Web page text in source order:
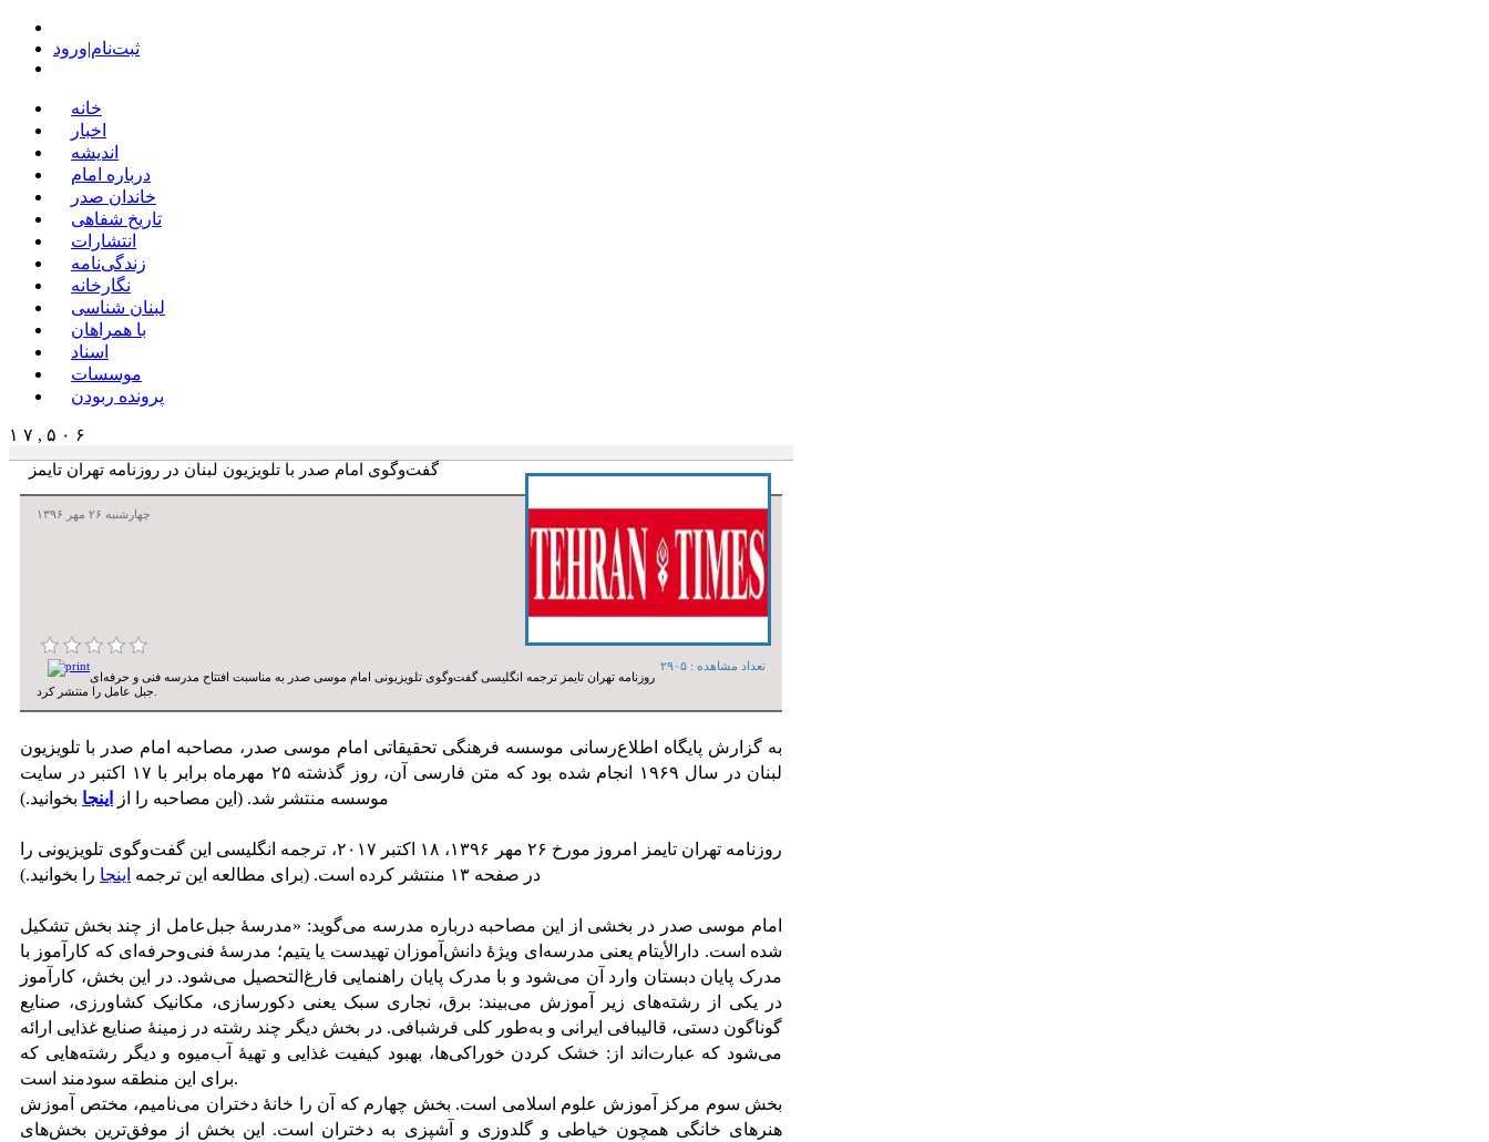
ثبت‌نام|ورود
خانه
اخبار
اندیشه
درباره امام
خاندان صدر
تاریخ شفاهی
انتشارات
زندگی‌نامه
نگارخانه
لبنان شناسی
با همراهان
اسناد
موسسات
پرونده ربودن
۱ ۷ , ۵ ۰ ۶
گفت‌وگوی امام صدر با تلویزیون لبنان در روزنامه تهران تایمز
چهارشنبه ۲۶ مهر ۱۳۹۶
تعداد مشاهده :‌ ۲۹۰۵
روزنامه تهران تایمز ترجمه انگلیسی گفت‌وگوی تلویزیونی امام موسی صدر به مناسبت افتتاح مدرسه فنی و حرفه‌ای
به گزارش پایگاه اطلاع‌رسانی موسسه فرهنگی تحقیقاتی امام موسی صدر، مصاحبه امام صدر با تلویزیون
لبنان در سال ۱۹۶۹ انجام شده بود که متن فارسی آن، روز گذشته ۲۵ مهرماه برابر با ۱۷ اکتبر در سایت
موسسه منتشر شد. (این مصاحبه را از
اینجا بخوانید.)
روزنامه تهران تایمز امروز مورخ ۲۶ مهر ۱۳۹۶، ۱۸ اکتبر ۲۰۱۷، ترجمه انگلیسی این گفت‌وگوی تلویزیونی را
در صفحه ۱۳ منتشر کرده است. (برای مطالعه این ترجمه
اینجا را بخوانید.)
امام موسی صدر در بخشی از این مصاحبه درباره مدرسه می‌گوید: «مدرسۀ جبل‌عامل از چند بخش تشكیل
شده است. دارالأیتام یعنی مدرسه‌ای ویژۀ دانش‌آموزان تهیدست یا یتیم؛ مدرسۀ فنی‌وحرفه‌ای كه كارآموز با
مدرک پایان دبستان وارد آن می‌شود و با مدرک پایان راهنمایی فارغ‌التحصیل می‌شود. در این بخش، كارآموز
در یكی از رشته‌های زیر آموزش می‌بیند: برق، نجاری سبک یعنی دكورسازی، مكانیک كشاورزی، صنایع
گوناگون دستی، قالیبافی ایرانی و به‌طور كلی فرشبافی. در بخش دیگر چند رشته در زمینۀ صنایع غذایی ارائه
می‌شود كه عبارت‌اند از: خشک كردن خوراكی‌ها، بهبود كیفیت غذایی و تهیۀ آب‌میوه و دیگر رشته‌هایی كه
برای این منطقه سودمند است.
بخش سوم مركز آموزش علوم اسلامی است. بخش چهارم كه آن را خانۀ دختران می‌نامیم، مختص آموزش
هنرهای خانگی همچون خیاطی و گلدوزی و آشپزی به دختران است. این بخش از موفق‌ترین بخش‌های